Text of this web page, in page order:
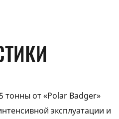
тонны от «Polar Badger»
эксплуатации и